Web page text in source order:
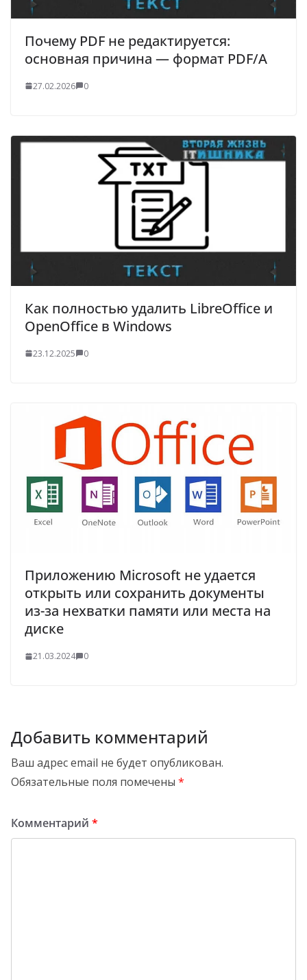
Почему PDF не редактируется:
основная причина — формат PDF/A
27.02.2026 0
Как полностью удалить LibreOffice и
OpenOffice в Windows
23.12.2025 0
Приложению Microsoft не удается
открыть или сохранить документы
из-за нехватки памяти или места на
диске
21.03.2024 0
Добавить комментарий
Ваш адрес email не будет опубликован.
Обязательные поля помечены *
Комментарий *